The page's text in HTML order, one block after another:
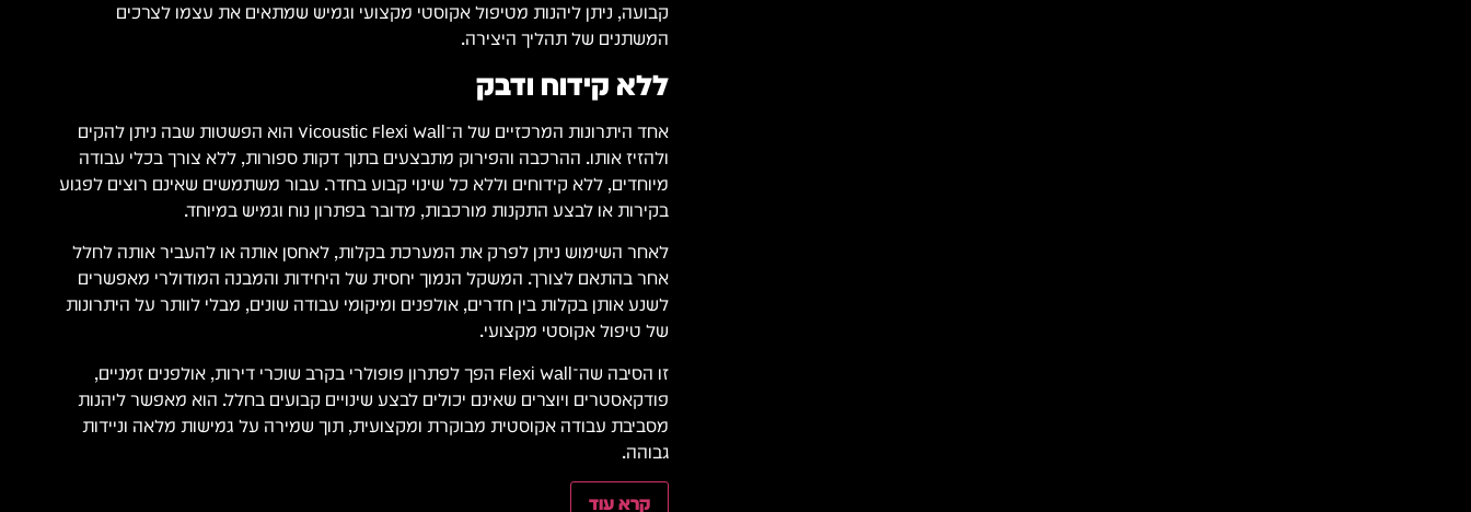
קבועה, ניתן ליהנות מטיפול אקוסטי מקצועי וגמיש שמתאים את עצמו לצרכים
המשתנים של תהליך היצירה.
ללא קידוח ודבק
אחד היתרונות המרכזיים של ה־Vicoustic Flexi Wall הוא הפשטות שבה ניתן להקים
ולהזיז אותו. ההרכבה והפירוק מתבצעים בתוך דקות ספורות, ללא צורך בכלי עבודה
מיוחדים, ללא קידוחים וללא כל שינוי קבוע בחדר. עבור משתמשים שאינם רוצים לפגוע
בקירות או לבצע התקנות מורכבות, מדובר בפתרון נוח וגמיש במיוחד.
לאחר השימוש ניתן לפרק את המערכת בקלות, לאחסן אותה או להעביר אותה לחלל
אחר בהתאם לצורך. המשקל הנמוך יחסית של היחידות והמבנה המודולרי מאפשרים
לשנע אותן בקלות בין חדרים, אולפנים ומיקומי עבודה שונים, מבלי לוותר על היתרונות
של טיפול אקוסטי מקצועי.
זו הסיבה שה־Flexi Wall הפך לפתרון פופולרי בקרב שוכרי דירות, אולפנים זמניים,
פודקאסטרים ויוצרים שאינם יכולים לבצע שינויים קבועים בחלל. הוא מאפשר ליהנות
מסביבת עבודה אקוסטית מבוקרת ומקצועית, תוך שמירה על גמישות מלאה וניידות
גבוהה.
קרא עוד